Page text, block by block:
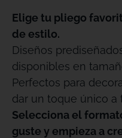
Elige tu pliego
de estilo.
Diseños
disponibles en
Perfectos para
dar un toque único a
Selecciona el
guste y empieza a